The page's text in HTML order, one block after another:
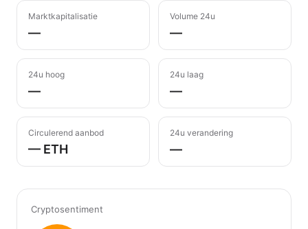
Marktkapitalisatie
—
Volume 24u
—
24u hoog
—
24u laag
—
Circulerend aanbod
— ETH
24u verandering
—
Cryptosentiment